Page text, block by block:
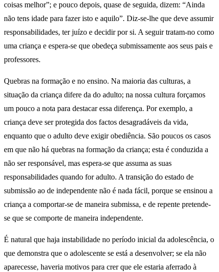
coisas melhor”; e pouco depois, quase de seguida, dizem: “Ainda
não tens idade para fazer isto e aquilo”. Diz-se-lhe que deve assumir
responsabilidades, ter juízo e decidir por si. A seguir tratam-no como
uma criança e espera-se que obedeça submissamente aos seus pais e
professores.
Quebras na formação e no ensino. Na maioria das culturas, a
situação da criança difere da do adulto; na nossa cultura forçamos
um pouco a nota para destacar essa diferença. Por exemplo, a
criança deve ser protegida dos factos desagradáveis da vida,
enquanto que o adulto deve exigir obediência. São poucos os casos
em que não há quebras na formação da criança; esta é conduzida a
não ser responsável, mas espera-se que assuma as suas
responsabilidades quando for adulto. A transição do estado de
submissão ao de independente não é nada fácil, porque se ensinou a
criança a comportar-se de maneira submissa, e de repente pretende-
se que se comporte de maneira independente.
É natural que haja instabilidade no período inicial da adolescência, o
que demonstra que o adolescente se está a desenvolver; se ela não
aparecesse, haveria motivos para crer que ele estaria aferrado à